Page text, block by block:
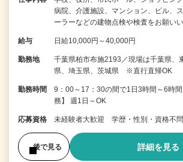
病院、介護施設、マンション、ビル、
ーラーなどの建物点検や検査をお願い
給与 日給10,000円～40,000円
勤務地
千葉県柏市布施2193／現場は千葉県、
県、埼玉県、茨城県 ※直行直帰OK
勤務時間
9：00～17：30の間で1日3時間～6時
務】 週1日～OK
応募資格 未経験者大歓迎 学歴・性別・資格不
後で見る 詳細を見る